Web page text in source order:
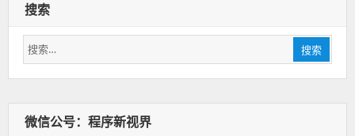
搜索
搜
索：
搜索
微信公号：程序新视界